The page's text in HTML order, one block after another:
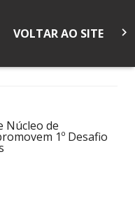
VOLTAR AO SITE keyboard_arrow_right
Núcleo de
1º Desafio